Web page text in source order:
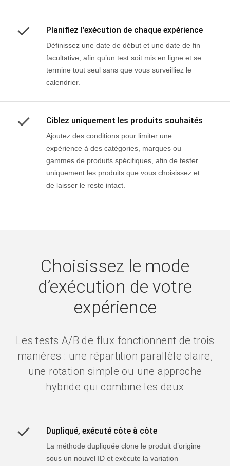
Planifiez l’exécution de chaque expérience
Définissez une date de début et une date de fin
facultative, afin qu’un test soit mis en ligne et se
termine tout seul sans que vous surveilliez le
calendrier.
Ciblez uniquement les produits souhaités
Ajoutez des conditions pour limiter une
expérience à des catégories, marques ou
gammes de produits spécifiques, afin de tester
uniquement les produits que vous choisissez et
de laisser le reste intact.
Choisissez le mode
d’exécution de votre
expérience
Les tests A/B de flux fonctionnent de trois
manières : une répartition parallèle claire,
une rotation simple ou une approche
hybride qui combine les deux
Dupliqué, exécuté côte à côte
La méthode dupliquée clone le produit d’origine
sous un nouvel ID et exécute la variation